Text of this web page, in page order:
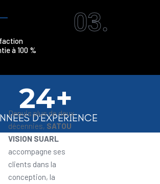
03.
à 100 %
24+
D'EXPERIENCE
Depuis plus de deux
décennies, SATOU
VISION SUARL
accompagne ses
clients dans la
conception, la